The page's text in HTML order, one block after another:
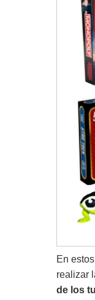
En
realizar
de los